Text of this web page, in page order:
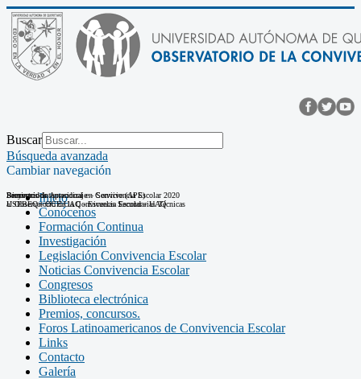
Buscar
Búsqueda avanzada
Cambiar navegación
Seminario Internacional en Convivencia Escolar 2020
Bienvenidos
al Observatorio de la Convivencia Escolar - UAQ
Proyectos de Aprendizaje – Servicio (APS)
USEBEQ - OCE.UAQ - Escuelas Secundarias Técnicas
Inicio
Conócenos
Formación Continua
Investigación
Legislación Convivencia Escolar
Noticias Convivencia Escolar
Congresos
Biblioteca electrónica
Premios, concursos.
Foros Latinoamericanos de Convivencia Escolar
Links
Contacto
Galería